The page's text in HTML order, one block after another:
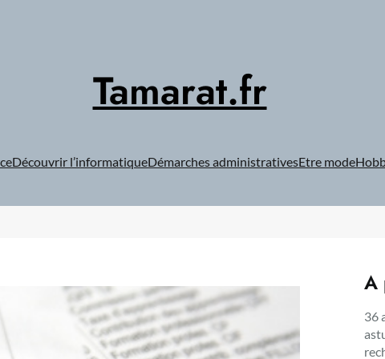
Tamarat.fr
Découvrir l’informatiqueDémarches administrativesEtre mode
A
36